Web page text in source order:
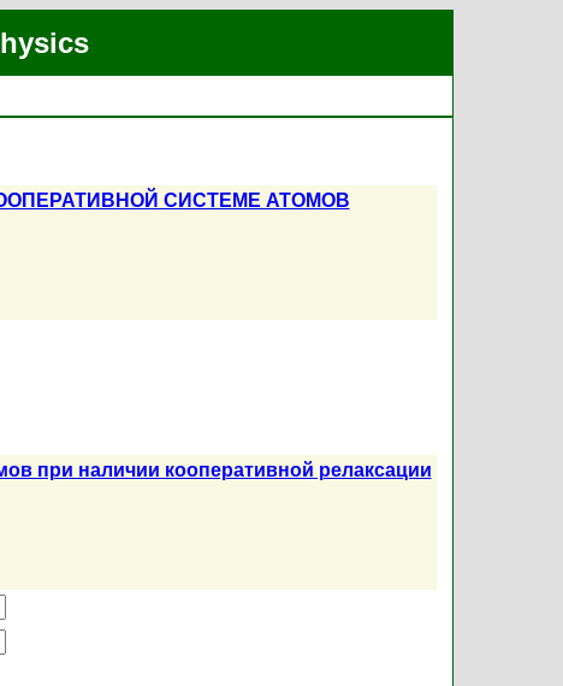
СИСТЕМЕ АТОМОВ
при наличии кооперативной релаксации